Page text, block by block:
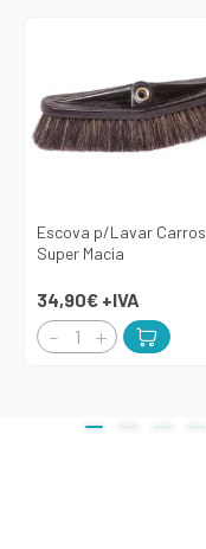
Escova p/Lavar Carros
Super Macia
34,90€ +IVA